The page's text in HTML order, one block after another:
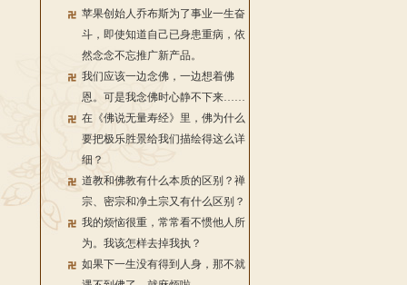
苹果创始人乔布斯为了事业一生奋
斗，即使知道自己已身患重病，依
然念念不忘推广新产品。
我们应该一边念佛，一边想着佛
恩。可是我念佛时心静不下来……
在《佛说无量寿经》里，佛为什么
要把极乐胜景给我们描绘得这么详
细？
道教和佛教有什么本质的区别？禅
宗、密宗和净土宗又有什么区别？
我的烦恼很重，常常看不惯他人所
为。我该怎样去掉我执？
如果下一生没有得到人身，那不就